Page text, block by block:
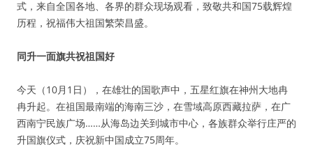
式，来自全国各地、各界的群众现场观看，致敬共和国75载辉煌
历程，祝福伟大祖国繁荣昌盛。
同升一面旗共祝祖国好
今天（10月1日），在雄壮的国歌声中，五星红旗在神州大地冉
冉升起。在祖国最南端的海南三沙，在雪域高原西藏拉萨，在广
西南宁民族广场……从海岛边关到城市中心，各族群众举行庄严的
升国旗仪式，庆祝新中国成立75周年。